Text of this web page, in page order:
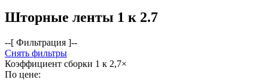
Шторные ленты 1 к 2.7
--[ Фильтрация ]--
Снять фильтры
Коэффициент сборки 1 к 2,7×
По цене: